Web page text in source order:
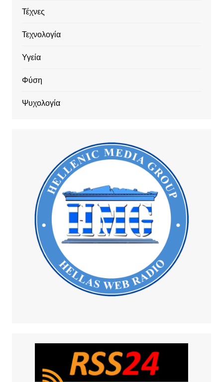
Τέχνες
Τεχνολογία
Υγεία
Φύση
Ψυχολογία